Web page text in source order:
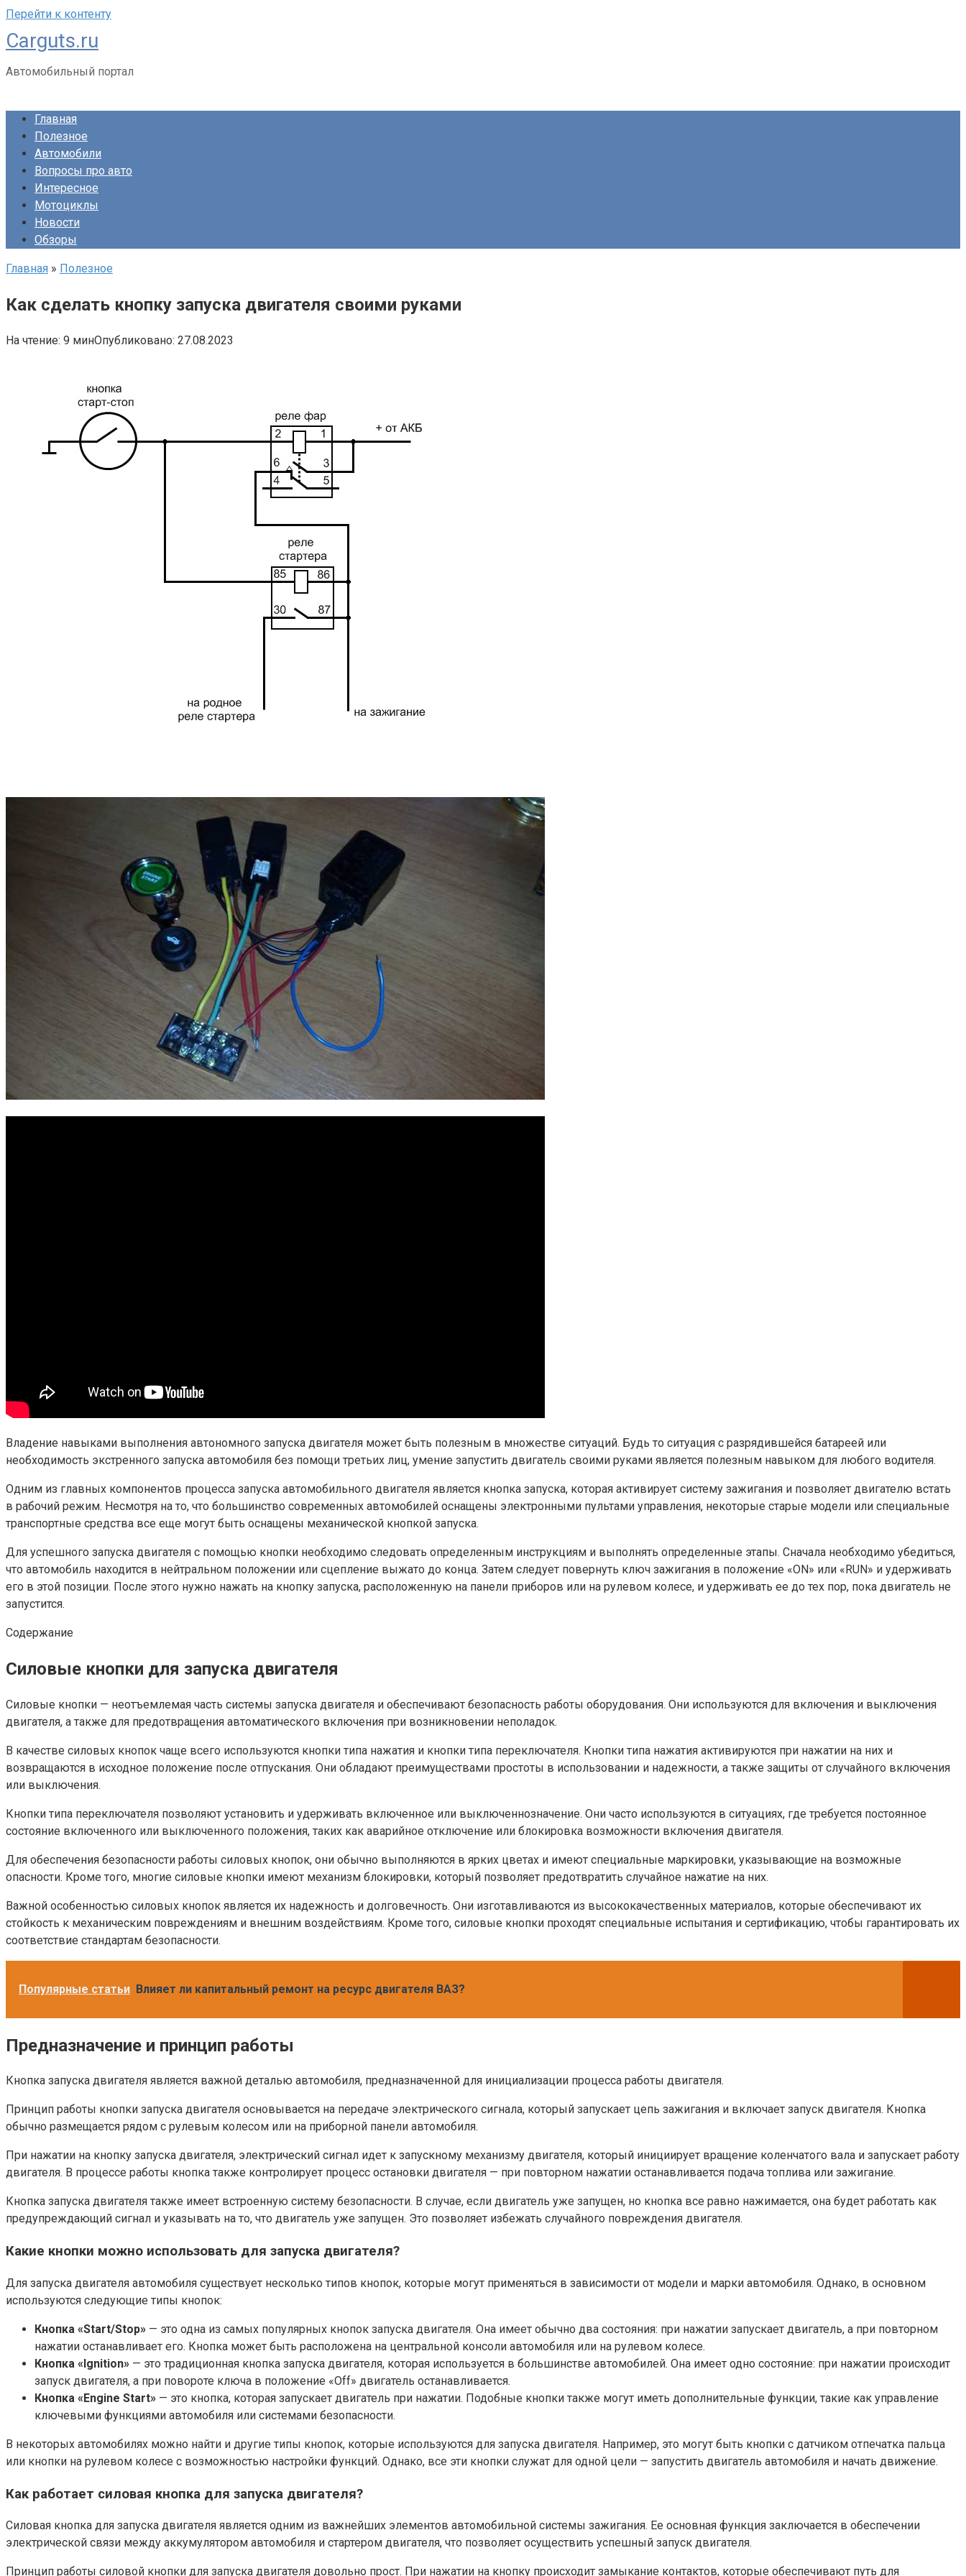
Перейти к контенту
Carguts.ru
Автомобильный портал
Главная
Полезное
Автомобили
Вопросы про авто
Интересное
Мотоциклы
Новости
Обзоры
Главная » Полезное
Как сделать кнопку запуска двигателя своими руками
На чтение: 9 минОпубликовано: 27.08.2023
Владение навыками выполнения автономного запуска двигателя может быть полезным в множестве ситуаций. Будь то ситуация с разрядившейся батареей или
необходимость экстренного запуска автомобиля без помощи третьих лиц, умение запустить двигатель своими руками является полезным навыком для любого водителя.
Одним из главных компонентов процесса запуска автомобильного двигателя является кнопка запуска, которая активирует систему зажигания и позволяет двигателю встать
в рабочий режим. Несмотря на то, что большинство современных автомобилей оснащены электронными пультами управления, некоторые старые модели или специальные
транспортные средства все еще могут быть оснащены механической кнопкой запуска.
Для успешного запуска двигателя с помощью кнопки необходимо следовать определенным инструкциям и выполнять определенные этапы. Сначала необходимо убедиться,
что автомобиль находится в нейтральном положении или сцепление выжато до конца. Затем следует повернуть ключ зажигания в положение «ON» или «RUN» и удерживать
его в этой позиции. После этого нужно нажать на кнопку запуска, расположенную на панели приборов или на рулевом колесе, и удерживать ее до тех пор, пока двигатель не
запустится.
Содержание
Силовые кнопки для запуска двигателя
Силовые кнопки — неотъемлемая часть системы запуска двигателя и обеспечивают безопасность работы оборудования. Они используются для включения и выключения
двигателя, а также для предотвращения автоматического включения при возникновении неполадок.
В качестве силовых кнопок чаще всего используются кнопки типа нажатия и кнопки типа переключателя. Кнопки типа нажатия активируются при нажатии на них и
возвращаются в исходное положение после отпускания. Они обладают преимуществами простоты в использовании и надежности, а также защиты от случайного включения
или выключения.
Кнопки типа переключателя позволяют установить и удерживать включенное или выключеннозначение. Они часто используются в ситуациях, где требуется постоянное
состояние включенного или выключенного положения, таких как аварийное отключение или блокировка возможности включения двигателя.
Для обеспечения безопасности работы силовых кнопок, они обычно выполняются в ярких цветах и имеют специальные маркировки, указывающие на возможные
опасности. Кроме того, многие силовые кнопки имеют механизм блокировки, который позволяет предотвратить случайное нажатие на них.
Важной особенностью силовых кнопок является их надежность и долговечность. Они изготавливаются из высококачественных материалов, которые обеспечивают их
стойкость к механическим повреждениям и внешним воздействиям. Кроме того, силовые кнопки проходят специальные испытания и сертификацию, чтобы гарантировать их
соответствие стандартам безопасности.
Популярные статьи Влияет ли капитальный ремонт на ресурс двигателя ВАЗ?
Предназначение и принцип работы
Кнопка запуска двигателя является важной деталью автомобиля, предназначенной для инициализации процесса работы двигателя.
Принцип работы кнопки запуска двигателя основывается на передаче электрического сигнала, который запускает цепь зажигания и включает запуск двигателя. Кнопка
обычно размещается рядом с рулевым колесом или на приборной панели автомобиля.
При нажатии на кнопку запуска двигателя, электрический сигнал идет к запускному механизму двигателя, который инициирует вращение коленчатого вала и запускает работу
двигателя. В процессе работы кнопка также контролирует процесс остановки двигателя — при повторном нажатии останавливается подача топлива или зажигание.
Кнопка запуска двигателя также имеет встроенную систему безопасности. В случае, если двигатель уже запущен, но кнопка все равно нажимается, она будет работать как
предупреждающий сигнал и указывать на то, что двигатель уже запущен. Это позволяет избежать случайного повреждения двигателя.
Какие кнопки можно использовать для запуска двигателя?
Для запуска двигателя автомобиля существует несколько типов кнопок, которые могут применяться в зависимости от модели и марки автомобиля. Однако, в основном
используются следующие типы кнопок:
Кнопка «Start/Stop» — это одна из самых популярных кнопок запуска двигателя. Она имеет обычно два состояния: при нажатии запускает двигатель, а при повторном
нажатии останавливает его. Кнопка может быть расположена на центральной консоли автомобиля или на рулевом колесе.
Кнопка «Ignition» — это традиционная кнопка запуска двигателя, которая используется в большинстве автомобилей. Она имеет одно состояние: при нажатии происходит
запуск двигателя, а при повороте ключа в положение «Off» двигатель останавливается.
Кнопка «Engine Start» — это кнопка, которая запускает двигатель при нажатии. Подобные кнопки также могут иметь дополнительные функции, такие как управление
ключевыми функциями автомобиля или системами безопасности.
В некоторых автомобилях можно найти и другие типы кнопок, которые используются для запуска двигателя. Например, это могут быть кнопки с датчиком отпечатка пальца
или кнопки на рулевом колесе с возможностью настройки функций. Однако, все эти кнопки служат для одной цели — запустить двигатель автомобиля и начать движение.
Как работает силовая кнопка для запуска двигателя?
Силовая кнопка для запуска двигателя является одним из важнейших элементов автомобильной системы зажигания. Ее основная функция заключается в обеспечении
электрической связи между аккумулятором автомобиля и стартером двигателя, что позволяет осуществить успешный запуск двигателя.
Принцип работы силовой кнопки для запуска двигателя довольно прост. При нажатии на кнопку происходит замыкание контактов, которые обеспечивают путь для